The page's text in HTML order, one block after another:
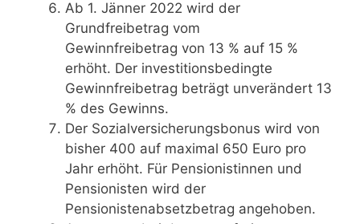
Ab 1. Jänner 2022 wird der
Grundfreibetrag vom
Gewinnfreibetrag von 13 % auf 15 %
erhöht. Der investitionsbedingte
Gewinnfreibetrag beträgt unverändert 13
% des Gewinns.
Der Sozialversicherungsbonus wird von
bisher 400 auf maximal 650 Euro pro
Jahr erhöht. Für Pensionistinnen und
Pensionisten wird der
Pensionistenabsetzbetrag angehoben.